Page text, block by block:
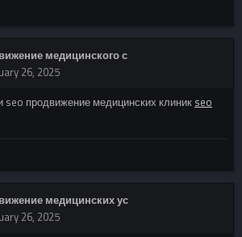
медицинского с
26, 2025
seo продвижение медицинских клиник seo
медицинских ус
26, 2025